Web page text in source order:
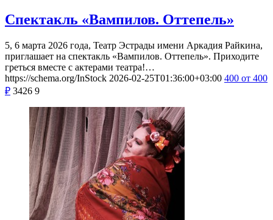
Спектакль «Вампилов. Оттепель»
5, 6 марта 2026 года, Театр Эстрады имени Аркадия Райкина,
приглашает на спектакль «Вампилов. Оттепель». Приходите
греться вместе с актерами театра!…
https://schema.org/InStock 2026-02-25T01:36:00+03:00 400 от 400
₽ 3426 9